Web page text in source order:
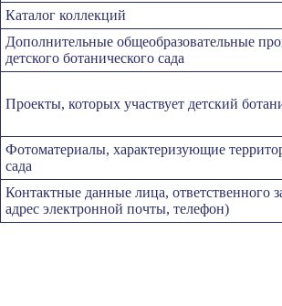
Каталог коллекций
Дополнительные общеобразовательные
детского ботанического сада
Проекты, которых участвует детский
Фотоматериалы, характеризующие
сада
Контактные данные лица, ответственного
адрес электронной почты, телефон)